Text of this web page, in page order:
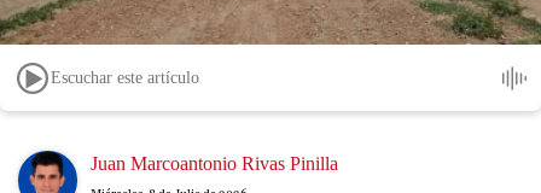
Escuchar este artículo
Image Juan Marcoantonio Rivas Pinilla